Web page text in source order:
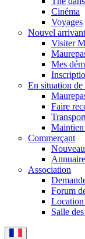
Cinéma
Voyages
Nouvel arrivant
Visiter
Mes
En situation de
Faire
Maintien
Commerçant
Association
Forum
Location
Salle